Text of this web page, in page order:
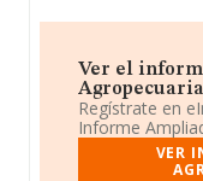
Ver el
Agropecuaria
Regístrate en
Informe
VER